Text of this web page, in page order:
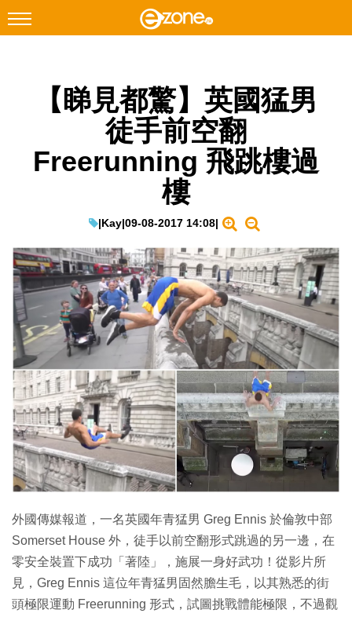
Facebook Instagram
網絡生活
EduTech
IT Times
生成式AI與雲端應用
Enterprise Digital Transformation
特集
【睇見都驚】英國猛男
徒手前空翻
Freerunning 飛跳樓過
樓
|Kay|09-08-2017 14:08|
外國傳媒報道，一名英國年青猛男 Greg Ennis 於倫敦中部
Somerset House 外，徒手以前空翻形式跳過的另一邊，在
零安全裝置下成功「著陸」，施展一身好武功！從影片所
見，Greg Ennis 這位年青猛男固然膽生毛，以其熟悉的街
頭極限運動 Freerunning 形式，試圖挑戰體能極限，不過觀